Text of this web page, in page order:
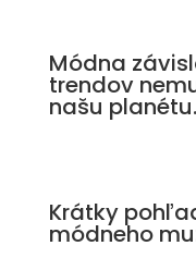
Módna
trendov
našu planétu.
Krátky
módneho